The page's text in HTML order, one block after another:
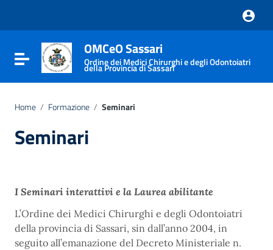
Vai al footer
Attiva / disattiva la navigazione
OMCeO Sassari
Ordine dei Medici Chirurghi e degli Odontoiatri
della Provincia di Sassari
Home / Formazione / Seminari
Seminari
I Seminari interattivi e la Laurea abilitante
L’Ordine dei Medici Chirurghi e degli Odontoiatri
della provincia di Sassari, sin dall’anno 2004, in
seguito all’emanazione del Decreto Ministeriale n.